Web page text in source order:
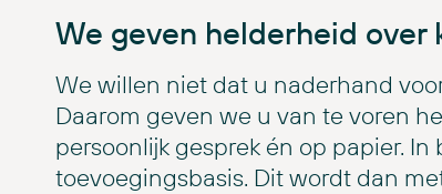
We geven helderheid over
We willen niet dat u naderhand
Daarom geven we u van te voren
persoonlijk gesprek én op papier.
toevoegingsbasis. Dit wordt dan